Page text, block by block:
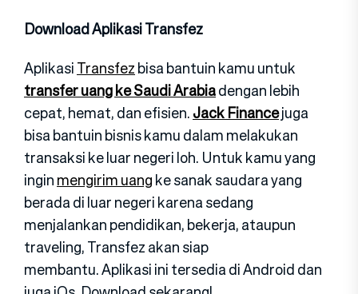
Download Aplikasi Transfez
AplikasiTransfezbisa bantuin kamu untuk
transfer uang ke Saudi Arabiadengan lebih
cepat, hemat, dan efisien.Jack Financejuga
bisa bantuin bisnis kamu dalam melakukan
transaksi ke luar negeri loh. Untuk kamu yang
inginmengirim uangke sanak saudara yang
berada di luar negeri karena sedang
menjalankan pendidikan, bekerja, ataupun
traveling, Transfez akan siap
membantu. Aplikasi ini tersedia di Android dan